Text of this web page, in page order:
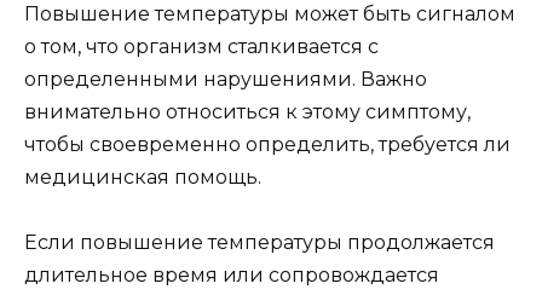
Повышение температуры может быть сигналом
о том, что организм сталкивается с
определенными нарушениями. Важно
внимательно относиться к этому симптому,
чтобы своевременно определить, требуется ли
медицинская помощь.
Если повышение температуры продолжается
длительное время или сопровождается